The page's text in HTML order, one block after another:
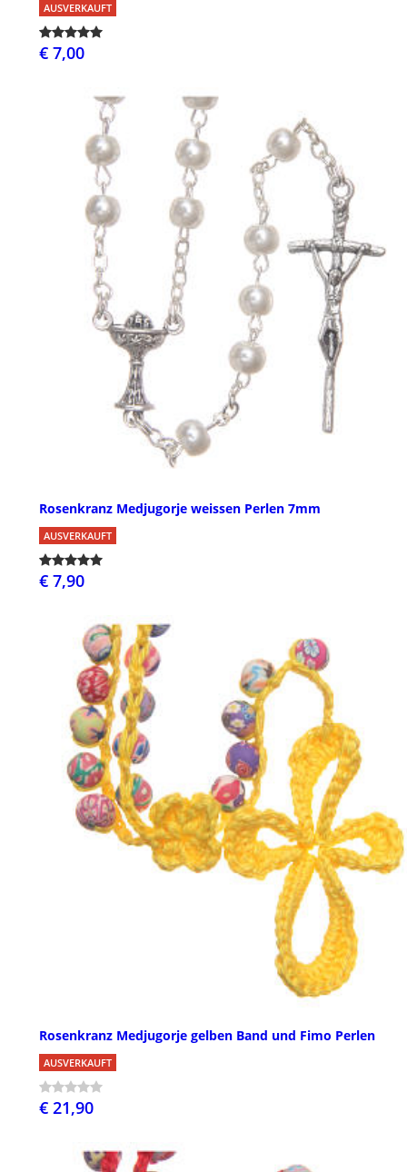
AUSVERKAUFT
€ 7,00
Rosenkranz Medjugorje weissen Perlen 7mm
AUSVERKAUFT
€ 7,90
Rosenkranz Medjugorje gelben Band und Fimo Perlen
AUSVERKAUFT
€ 21,90